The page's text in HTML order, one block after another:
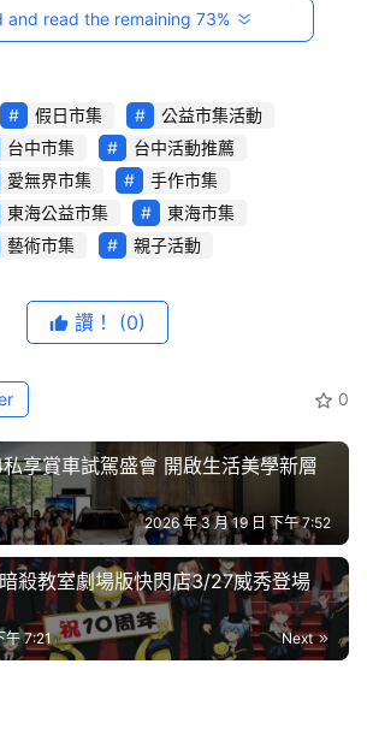
會、協和里辦公室、惠明盲人基金
在地單位聯合發起的「東海好消
藝文祭暨跨界共融公益市集，將於
在東海好消息廣場溫馨登場。本
個主協辦與贊助單位，涵蓋教育、
界，其中包含長期關注永續移動與
力工業股份有限公司 PGO 共同響
8,000 人次參與，為大肚山社區
位齊心讓愛無界
會及知名藝術家洪昭明、梁培政、
and read the remaining 73%
假日市集
公益市集活動
台中市集
台中活動推薦
愛無界市集
手作市集
東海公益市集
東海市集
藝術市集 親子活動
讚！ (0)
0
享賞車試駕盛會 開啟生活美學新層
2026 年 3 月 19 日 下午 7:52
殺教室劇場版快閃店3/27威秀登場
Next
午 7:21